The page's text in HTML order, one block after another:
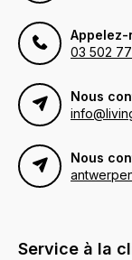
Appelez-
03 502
Nous
Nous
Service à la